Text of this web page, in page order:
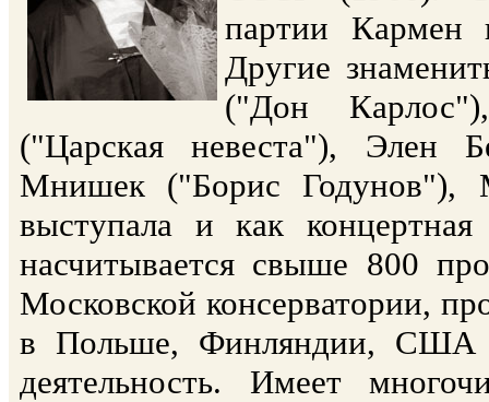
партии Кармен
Другие
("Дон
("Царская невеста"), Элен
Мнишек ("Борис Годунов"),
выступала и как
насчитывается свыше 800
Московской консерватории,
в Польше, Финляндии, США
деятельность. Имеет